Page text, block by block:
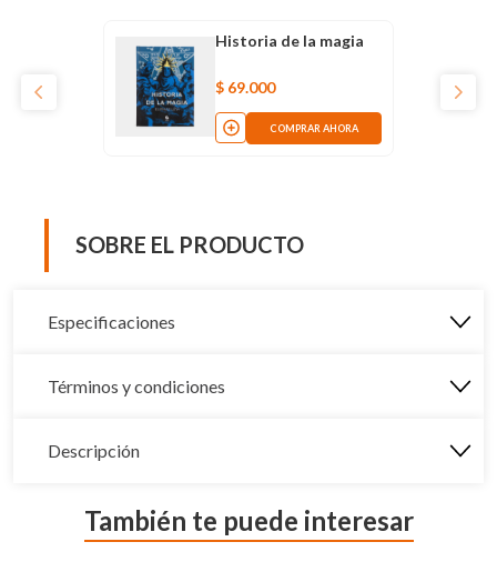
Historia de la magia
$ 69.000
COMPRAR AHORA
SOBRE EL PRODUCTO
Especificaciones
Términos y condiciones
Descripción
También te puede interesar